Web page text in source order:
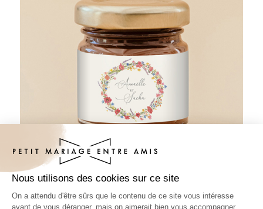
Pâte à tartiner mariage Vermillon